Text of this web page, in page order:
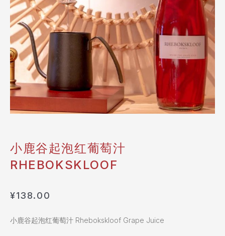
小鹿谷起泡红葡萄汁
RHEBOKSKLOOF
¥138.00
小鹿谷起泡红葡萄汁 Rhebokskloof Grape Juice